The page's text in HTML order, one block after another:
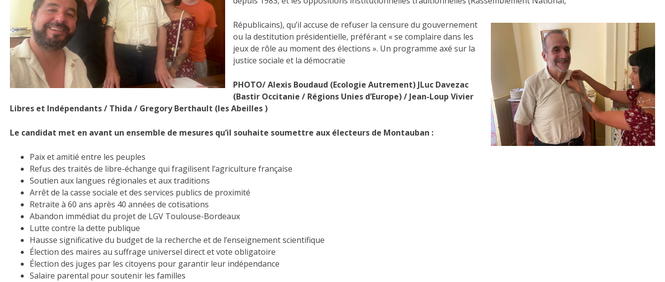
Républicains), qu’il accuse de refuser la censure du gouvernement
ou la destitution présidentielle, préférant « se complaire dans les
jeux de rôle au moment des élections ». Un programme axé sur la
justice sociale et la démocratie
PHOTO/ Alexis Boudaud (Ecologie Autrement) JLuc Davezac
(Bastir Occitanie / Régions Unies d’Europe) / Jean-Loup Vivier
Libres et Indépendants / Thida / Gregory Berthault (les Abeilles )
Le candidat met en avant un ensemble de mesures qu’il souhaite soumettre aux électeurs de Montauban :
Paix et amitié entre les peuples
Refus des traités de libre-échange qui fragilisent l’agriculture française
Soutien aux langues régionales et aux traditions
Arrêt de la casse sociale et des services publics de proximité
Retraite à 60 ans après 40 années de cotisations
Abandon immédiat du projet de LGV Toulouse-Bordeaux
Lutte contre la dette publique
Hausse significative du budget de la recherche et de l’enseignement scientifique
Élection des maires au suffrage universel direct et vote obligatoire
Élection des juges par les citoyens pour garantir leur indépendance
Salaire parental pour soutenir les familles